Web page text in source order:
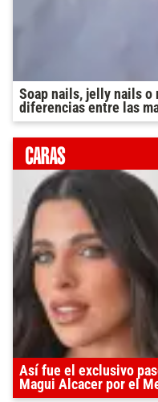
Soap nails, jelly nails
diferencias entre las
Así fue el exclusivo
Magui Alcacer por el